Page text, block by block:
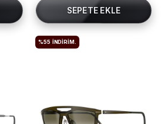
SEPETE EKLE
%55 İNDIRIM.